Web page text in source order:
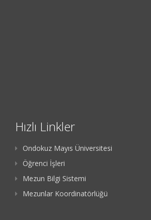
Hızlı Linkler
Ondokuz Mayıs Üniversitesi
Öğrenci İşleri
Mezun Bilgi Sistemi
Mezunlar Koordinatörlüğü